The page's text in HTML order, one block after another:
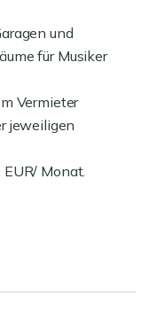
und
für Musiker
Vermieter
jeweiligen
Monat.